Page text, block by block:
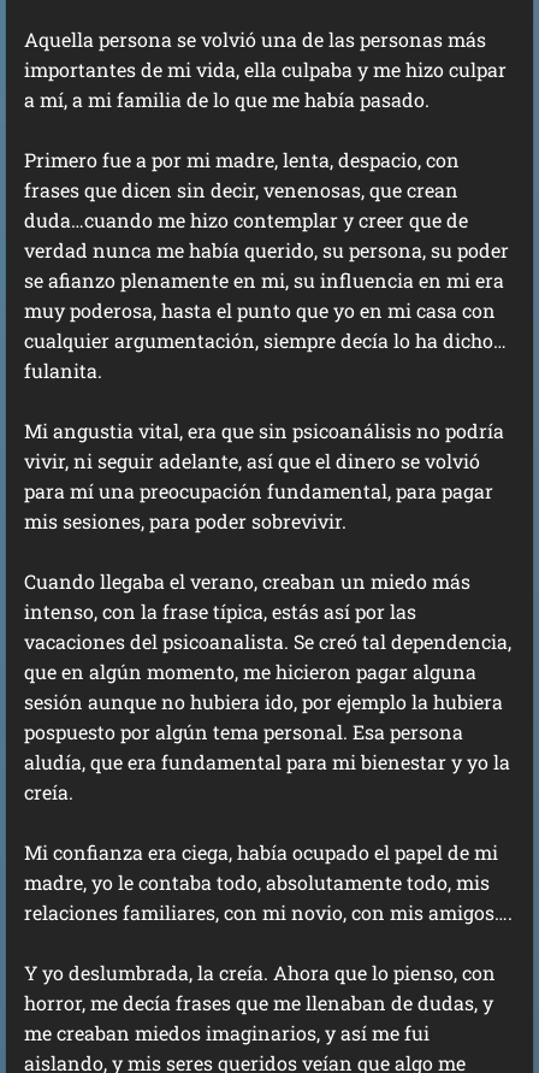
Aquella persona se volvió una de las personas más
importantes de mi vida, ella culpaba y me hizo culpar
a mí, a mi familia de lo que me había pasado.
Primero fue a por mi madre, lenta, despacio, con
frases que dicen sin decir, venenosas, que crean
duda…cuando me hizo contemplar y creer que de
verdad nunca me había querido, su persona, su poder
se afianzo plenamente en mi, su influencia en mi era
muy poderosa, hasta el punto que yo en mi casa con
cualquier argumentación, siempre decía lo ha dicho…
fulanita.
Mi angustia vital, era que sin psicoanálisis no podría
vivir, ni seguir adelante, así que el dinero se volvió
para mí una preocupación fundamental, para pagar
mis sesiones, para poder sobrevivir.
Cuando llegaba el verano, creaban un miedo más
intenso, con la frase típica, estás así por las
vacaciones del psicoanalista. Se creó tal dependencia,
que en algún momento, me hicieron pagar alguna
sesión aunque no hubiera ido, por ejemplo la hubiera
pospuesto por algún tema personal. Esa persona
aludía, que era fundamental para mi bienestar y yo la
creía.
Mi confianza era ciega, había ocupado el papel de mi
madre, yo le contaba todo, absolutamente todo, mis
relaciones familiares, con mi novio, con mis amigos….
Y yo deslumbrada, la creía. Ahora que lo pienso, con
horror, me decía frases que me llenaban de dudas, y
me creaban miedos imaginarios, y así me fui
aislando, y mis seres queridos veían que algo me